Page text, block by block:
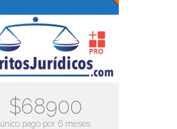
$68900
único pago por 6 meses